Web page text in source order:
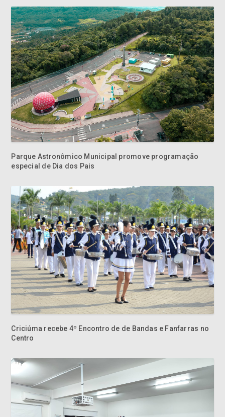
Parque Astronômico Municipal promove programação
especial de Dia dos Pais
Criciúma recebe 4º Encontro de de Bandas e Fanfarras no
Centro